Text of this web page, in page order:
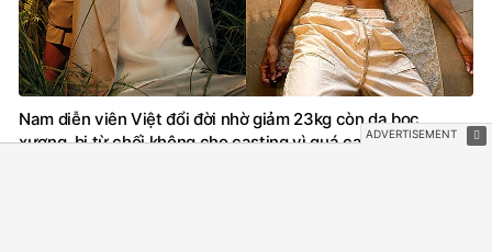
Nam diễn viên Việt đổi đời nhờ giảm 23kg còn da bọc
xương, bị từ chối không cho casting vì quá cao
HẬU TRƯỜNG PHIM Mới